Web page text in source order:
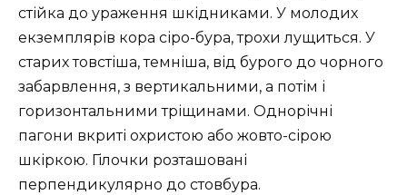
стійка до ураження шкідниками. У молодих
екземплярів кора сіро-бура, трохи лущиться. У
старих товстіша, темніша, від бурого до чорного
забарвлення, з вертикальними, а потім і
горизонтальними тріщинами. Однорічні
пагони вкриті охристою або жовто-сірою
шкіркою. Гілочки розташовані
перпендикулярно до стовбура.